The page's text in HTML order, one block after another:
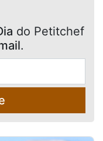
do Petitchef
.